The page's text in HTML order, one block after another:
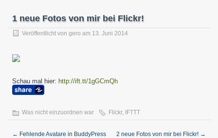
1 neue Fotos von mir bei Flickr!
Veröffentlicht von gero am 13. Juni 2014
Schau mal hier: http://ift.tt/1gGCmQh
Was nicht einzuordnen war Flickr, IFTTT
← Fehlende Avatare in BuddyPress 2 neue Fotos von mir bei Flickr! →